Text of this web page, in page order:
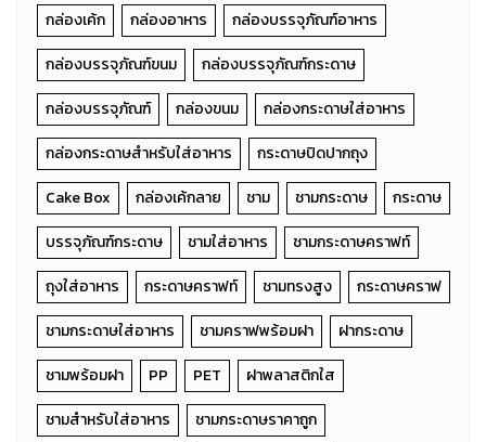
กล่องเค้ก
กล่องอาหาร
กล่องบรรจุภัณฑ์อาหาร
กล่องบรรจุภัณฑ์ขนม
กล่องบรรจุภัณฑ์กระดาษ
กล่องบรรจุภัณฑ์
กล่องขนม
กล่องกระดาษใส่อาหาร
กล่องกระดาษสำหรับใส่อาหาร
กระดาษปิดปากถุง
Cake Box
กล่องเค้กลาย ชาม ชามกระดาษ
กระดาษ
บรรจุภัณฑ์กระดาษ
ชามใส่อาหาร
ชามกระดาษคราฟท์
ถุงใส่อาหาร
กระดาษคราฟท์ ชามทรงสูง
กระดาษคราฟ
ชามกระดาษใส่อาหาร
ชามคราฟพร้อมฝา
ฝากระดาษ
ชามพร้อมฝา
PP PET
ฝาพลาสติกใส
ชามสำหรับใส่อาหาร
ชามกระดาษราคาถูก